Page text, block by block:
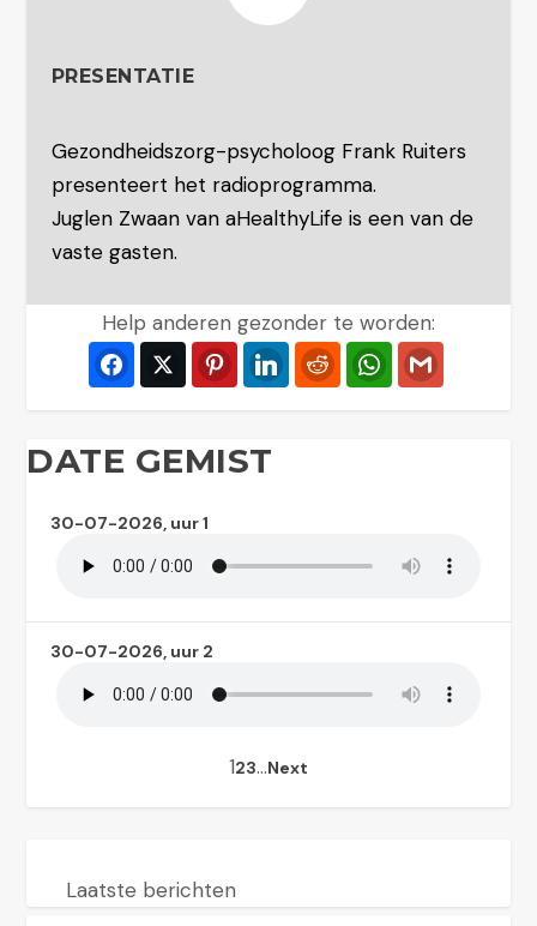
PRESENTATIE
Gezondheidszorg-psycholoog Frank Ruiters
presenteert het radioprogramma.
Juglen Zwaan van aHealthyLife is een van de
vaste gasten.
Help anderen gezonder te worden:
FacebookTwitter PinterestLinkedIn Reddit WhatsApp
DATE GEMIST
30-07-2026, uur 1
30-07-2026, uur 2
123…Next
Laatste berichten